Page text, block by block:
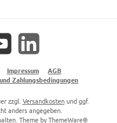
LinkedIn
Impressum
AGB
Zahlungsbedingungen
zzgl. Versandkostenund ggf.
anders angegeben.
Theme byThemeWare®